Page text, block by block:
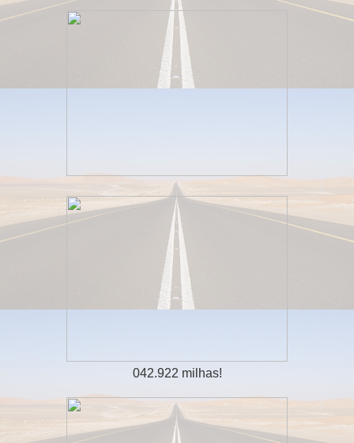
042.922 milhas!